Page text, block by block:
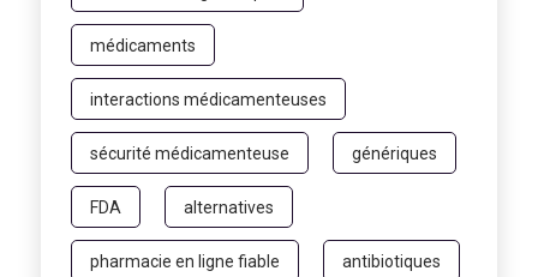
médicaments
interactions médicamenteuses
sécurité médicamenteuse génériques
FDA alternatives
pharmacie en ligne fiable antibiotiques